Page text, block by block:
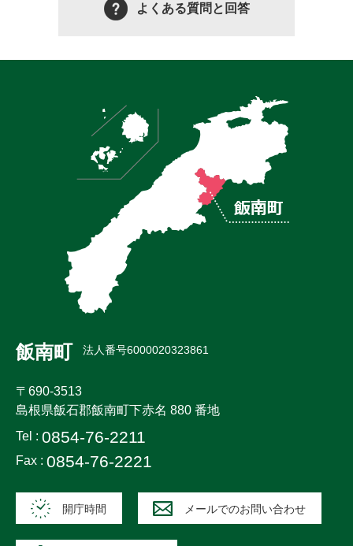
よくある質問と回答
飯南町 法人番号6000020323861
〒690-3513
島根県飯石郡飯南町下赤名 880 番地
Tel : 0854-76-2211
Fax : 0854-76-2221
開庁時間 メールでのお問い合わせ